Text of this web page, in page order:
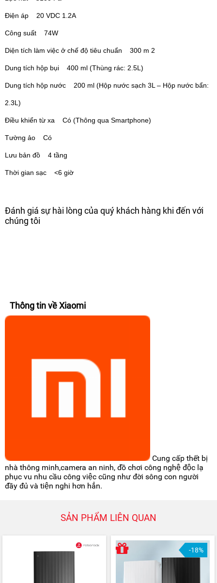
Điện áp 20 VDC 1.2A
Công suất 74W
Diện tích làm việc ở chế độ tiêu chuẩn 300 m 2
Dung tích hộp bụi 400 ml (Thùng rác: 2.5L)
Dung tích hộp nước 200 ml (Hộp nước sạch 3L – Hộp nước bẩn:
2.3L)
Điều khiển từ xa Có (Thông qua Smartphone)
Tường ảo Có
Lưu bản đồ 4 tầng
Thời gian sạc <6 giờ
Đánh giá sự hài lòng của quý khách hàng khi đến với
chúng tôi
Thông tin về Xiaomi
Cung cấp thết bị
nhà thông minh,camera an ninh, đồ chơi công nghệ độc lạ
phục vu nhu cầu công việc cũng như đời sông con người
đầy đủ và tiện nghi hơn hẳn.
SẢN PHẨM LIÊN QUAN
-18%